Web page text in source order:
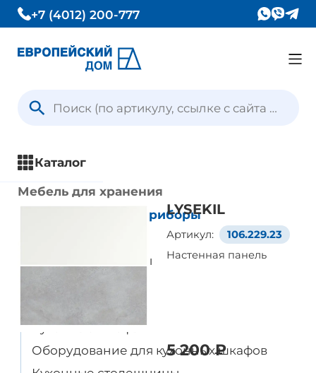
+7 (4012) 200-777
Каталог
Вопрос — Ответ
Отзывы
Условия доставки
Уже выбрали товары
Каталог
Мебель для хранения
Кухни и кухонные приборы
Кухонные системы
Кухонные шкафы
Оборудование для кухонных шкафов
LYSEKIL
Артикул:
106.229.23
Настенная панель
5 200 ₽